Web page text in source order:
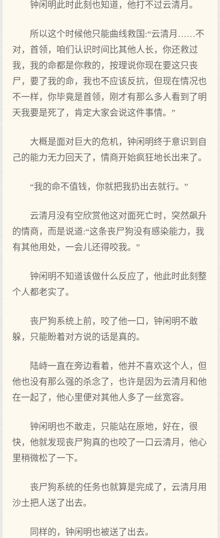
钟闲明此时此刻也知道，他打不过云清月。
所以这个时候他只能曲线救国:“云清月……不
对，首领，咱们认识时间比其他人长，你还救过
我，我的命都是你救的，按理说你现在要这只丧
尸，要了我的命，我也不应该反抗，但现在情况也
不一样，你毕竟是首领，刚才有那么多人看到了明
天我要是死了，肯定大家会说这件事情。”
大概是面对巨大的危机，钟闲明终于意识到自
己的能力无力回天了，情商开始疯狂地长出来了。
“我的命不值钱，你就把我扔出去就行。”
云清月没有空欣赏他这对面死亡时，突然飙升
的情商，而是说道:“这条丧尸狗没有感染能力，我
有其他用处，一会儿还得咬我。”
钟闲明不知道该做什么反应了，他此时此刻整
个人都老实了。
丧尸狗系统上前，咬了他一口，钟闲明不敢
躲，只能盼着对方说的话是真的。
陆峙一直在旁边看着，他并不喜欢这个人，但
他也没有那么强的杀念了，也许是因为云清月和他
在一起了，他心里便对其他人多了一丝宽容。
钟闲明也不敢走，只能站在原地，好在，很
快，他就发现丧尸狗真的也咬了一口云清月，他心
里稍微松了一下。
丧尸狗系统的任务也就算是完成了，云清月用
沙土把人送了出去。
同样的，钟闲明也被送了出去。